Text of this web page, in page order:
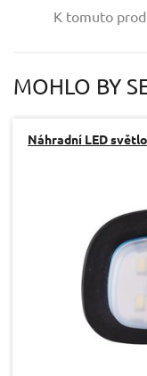
Dotaz:
Odeslat dotaz
K tomuto
MOHLO BY
Náhradní LED